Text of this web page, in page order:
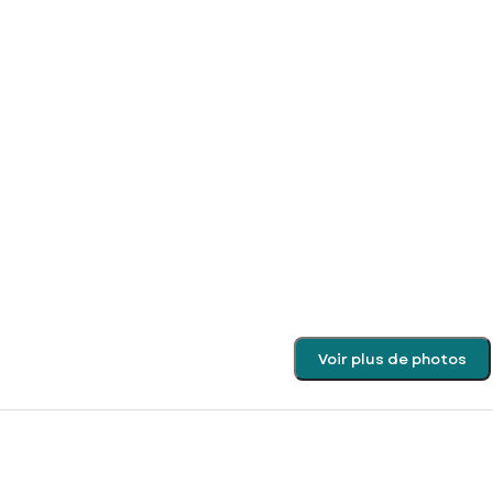
Voir plus de photos